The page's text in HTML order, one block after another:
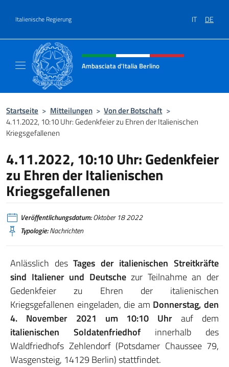
Italienische Regierung IT DE
Header-Site, Social und Menü
Ambasciata d'Italia Berlino
Startseite > Mitteilungen > Von der Botschaft >
4.11.2022, 10:10 Uhr: Gedenkfeier zu Ehren der Italienischen
Kriegsgefallenen
4.11.2022, 10:10 Uhr: Gedenkfeier
zu Ehren der Italienischen
Kriegsgefallenen
Veröffentlichungsdatum:Oktober 18 2022
Typologie:Nachrichten
Anlässlich desTages der italienischen Streitkräfte
sind Italiener und Deutschezur Teilnahme an der
Gedenkfeier zu Ehren der italienischen
Kriegsgefallenen eingeladen, die am Donnerstag, den
4. November 2021 um 10:10 Uhr auf dem
italienischen Soldatenfriedhof innerhalb des
Waldfriedhofs Zehlendorf (Potsdamer Chaussee 79,
Wasgensteig, 14129 Berlin) stattfindet.